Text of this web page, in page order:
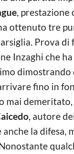
, prestazione
ottenuto tre
Prova di
Inzaghi che
dimostrando
fino in
mai
, autore
la difesa,